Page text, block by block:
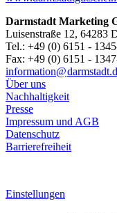
Darmstadt Marketing
Luisenstraße 12, 64283
Tel.: +49 (0) 6151 -
Fax: +49 (0) 6151 -
information@darmstadt.
Über uns
Nachhaltigkeit
Presse
Impressum und AGB
Datenschutz
Barrierefreiheit
Einstellungen